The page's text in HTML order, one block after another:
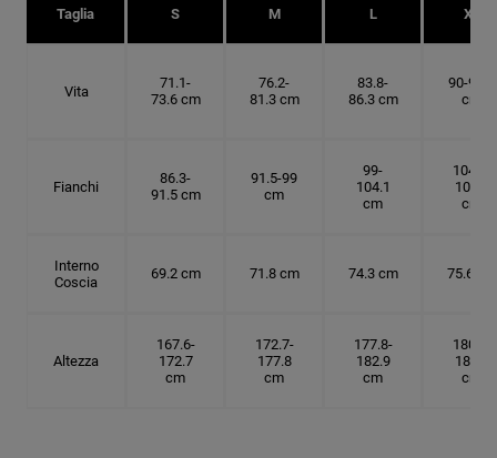
Taglia S M L XL
Vita
71.1-
73.6 cm
76.2-
81.3 cm
83.8-
86.3 cm
90-91.4
cm
Fianchi
86.3-
91.5 cm
91.5-99
cm
99-
104.1
cm
104.1-
109.2
cm
Interno
Coscia
69.2 cm 71.8 cm 74.3 cm 75.6 cm
Altezza
167.6-
172.7
cm
172.7-
177.8
cm
177.8-
182.9
cm
180.3-
185.5
cm